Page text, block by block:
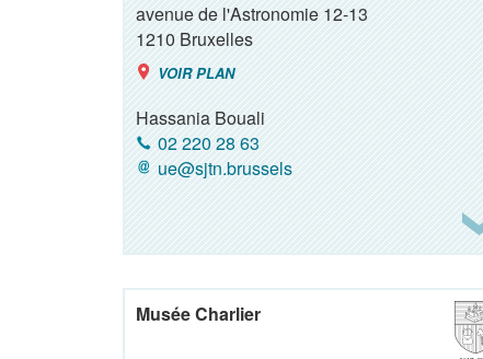
avenue de l'Astronomie 12-13
1210Bruxelles
VOIR PLAN
Hassania Bouali
02 220 28 63
ue@sjtn.brussels
Musée Charlier